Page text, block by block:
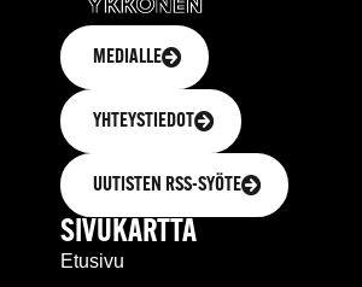
MEDIALLE
YHTEYSTIEDOT
UUTISTEN RSS-SYÖTE
SIVUKARTTA
Etusivu